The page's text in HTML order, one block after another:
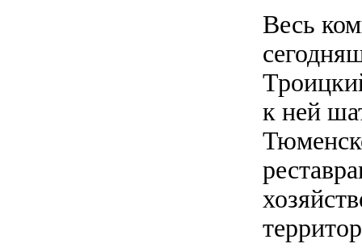
Весь
к ней